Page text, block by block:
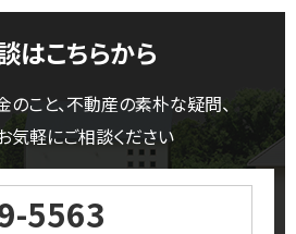
はこちらから
のこと、不動産の素朴な疑問、
気軽にご相談ください
5563